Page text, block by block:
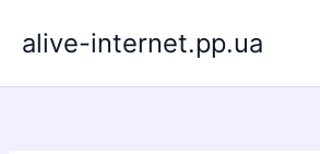
alive-internet.pp.ua